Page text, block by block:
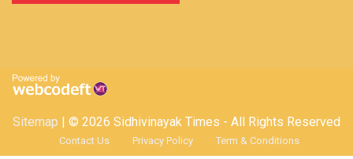
Sitemap | © 2026 Sidhivinayak Times - All Rights Reserved
Contact Us Privacy Policy Term & Conditions